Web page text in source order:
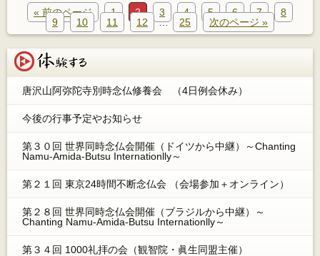
« 前のページ 1 2 3 4 5 6 7
8
9
10 11 12 … 25 次のページ »
唐沢山阿弥陀寺別時念仏修養会 （4日例会休み）
今後の行事予定やお知らせ
第３０回 世界同時念仏会開催（ドイツから中継）～Chanting
Namu-Amida-Butsu Internationlly～
第２１回 東京24時間不断念仏会 （会場参加＋オンライン）
第２８回 世界同時念仏会開催（ブラジルから中継）～
Chanting Namu-Amida-Butsu Internationlly～
第３４回 1000礼拝の会（観智院・眞生同盟主催）